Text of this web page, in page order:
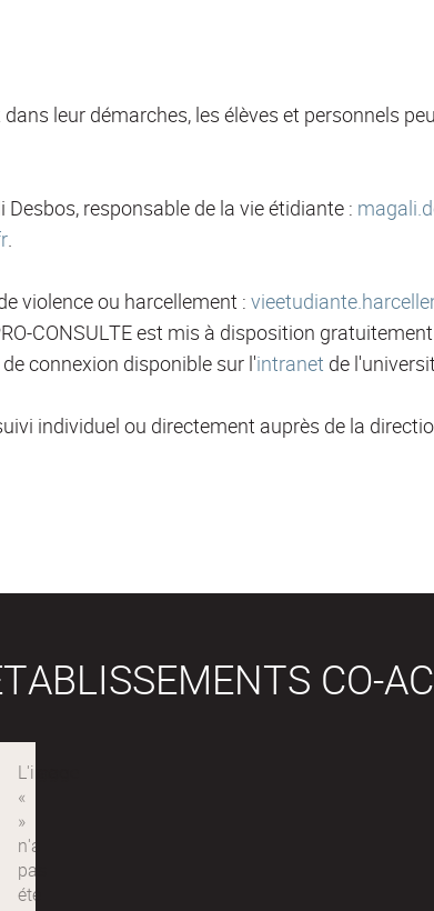
leur démarches, les élèves et personnels
responsable de la vie étidiante :
.
violence ou harcellement :
CONSULTE est mis à disposition
connexion disponible sur l'intranet de
individuel ou directement auprès de la
CO-